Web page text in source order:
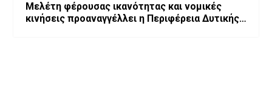
Μελέτη φέρουσας ικανότητας και νομικές
κινήσεις προαναγγέλλει η Περιφέρεια Δυτικής